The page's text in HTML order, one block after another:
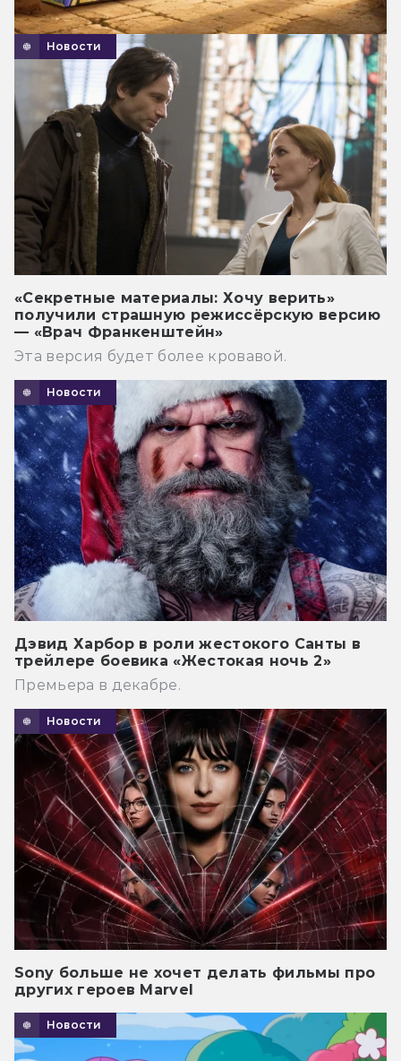
Новости
«Секретные материалы: Хочу верить»
получили страшную режиссёрскую версию
— «Врач Франкенштейн»
Эта версия будет более кровавой.
Новости
Дэвид Харбор в роли жестокого Санты в
трейлере боевика «Жестокая ночь 2»
Премьера в декабре.
Новости
Sony больше не хочет делать фильмы про
других героев Marvel
Новости